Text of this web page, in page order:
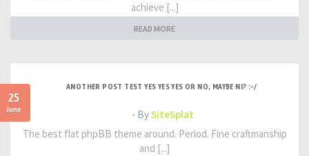
achieve [...]
READ MORE
25
June
ANOTHER POST TEST YES YES YES OR NO, MAYBE NI? :-/
- BySiteSplat
The best flat phpBB theme around. Period. Fine craftmanship
and [...]